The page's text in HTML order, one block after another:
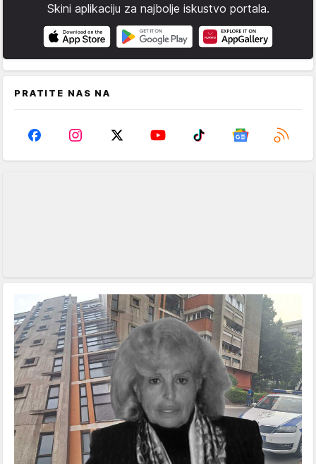
Skini aplikaciju za najbolje iskustvo portala.
PRATITE NAS NA